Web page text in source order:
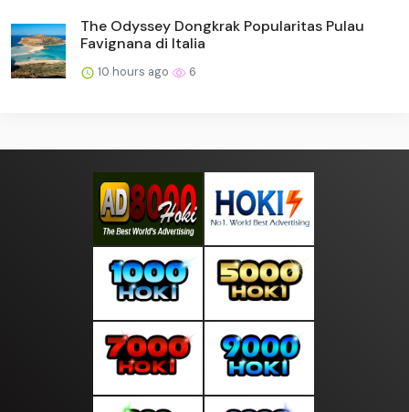
The Odyssey Dongkrak Popularitas Pulau
Favignana di Italia
10 hours ago 6